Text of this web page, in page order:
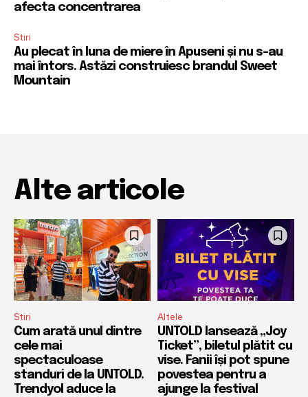
afecta concentrarea
Stiri
Au plecat în luna de miere în Apuseni și nu s-au
mai întors. Astăzi construiesc brandul Sweet
Mountain
Alte articole
Stiri
Cum arată unul dintre
cele mai
spectaculoase
standuri de la UNTOLD.
Trendyol aduce la
Altele
UNTOLD lansează „Joy
Ticket”, biletul plătit cu
vise. Fanii își pot spune
povestea pentru a
ajunge la festival